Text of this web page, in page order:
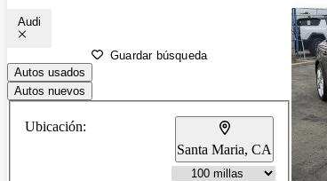
Audi
Guardar búsqueda
Autos usados
Autos nuevos
Ubicación:
Santa Maria, CA